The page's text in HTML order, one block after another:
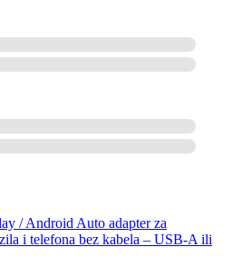
/ Android Auto adapter za
i telefona bez kabela – USB-A ili